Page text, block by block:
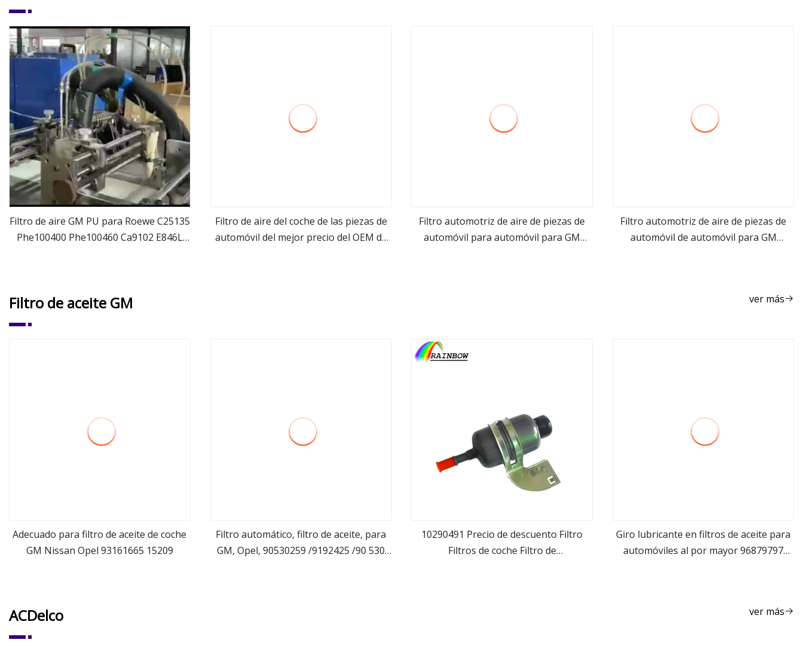
ver más
Filtro de aire GM PU para Roewe C25135
Phe100400 Phe100460 Ca9102 E846L
ver más
Filtro de aire del coche de las piezas de
automóvil del mejor precio del OEM de
ver más
Filtro automotriz de aire de piezas de
automóvil para automóvil para GM
ver más
Filtro automotriz de aire de piezas de
automóvil de automóvil para GM
Filtro de aceite GM ver más
ver más
Adecuado para filtro de aceite de coche
GM Nissan Opel 93161665 15209
ver más
Filtro automático, filtro de aceite, para
GM, Opel, 90530259 /9192425 /90 530
ver más
10290491 Precio de descuento Filtro
Filtros de coche Filtro de
ver más
Giro lubricante en filtros de aceite para
automóviles al por mayor 96879797
ACDelco ver más